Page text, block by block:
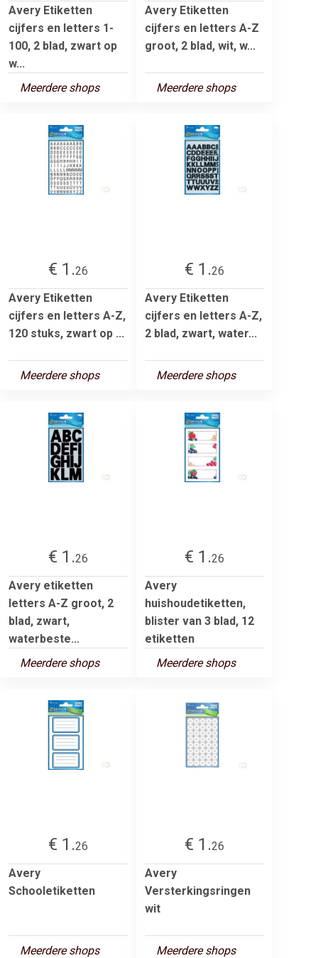
Avery Etiketten
cijfers en letters 1-
100, 2 blad, zwart op
w...
Meerdere shops
Avery Etiketten
cijfers en letters A-Z
groot, 2 blad, wit, w...
Meerdere shops
€ 1.26
Avery Etiketten
cijfers en letters A-Z,
120 stuks, zwart op ...
Meerdere shops
€ 1.26
Avery Etiketten
cijfers en letters A-Z,
2 blad, zwart, water...
Meerdere shops
€ 1.26
Avery etiketten
letters A-Z groot, 2
blad, zwart,
waterbeste...
Meerdere shops
€ 1.26
Avery
huishoudetiketten,
blister van 3 blad, 12
etiketten
Meerdere shops
€ 1.26
Avery
Schooletiketten
Meerdere shops
€ 1.26
Avery
Versterkingsringen
wit
Meerdere shops